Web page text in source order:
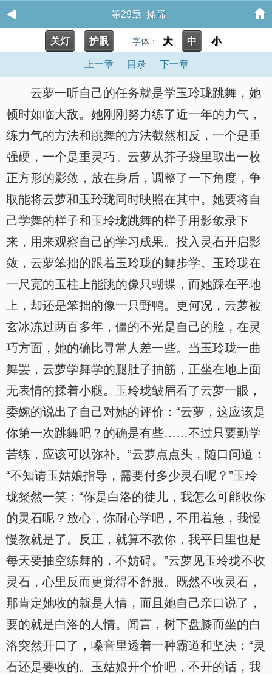
第29章 揉蹄
关灯 护眼 字体： 大 中 小
上一章 目录 下一章
云萝一听自己的任务就是学玉玲珑跳舞，她
顿时如临大敌。她刚刚努力练了近一年的力气，
练力气的方法和跳舞的方法截然相反，一个是重
强硬，一个是重灵巧。云萝从芥子袋里取出一枚
正方形的影敛，放在身后，调整了一下角度，争
取能将云萝和玉玲珑同时映照在其中。她要将自
己学舞的样子和玉玲珑跳舞的样子用影敛录下
来，用来观察自己的学习成果。投入灵石开启影
敛，云萝笨拙的跟着玉玲珑的舞步学。玉玲珑在
一尺宽的玉柱上能跳的像只蝴蝶，而她踩在平地
上，却还是笨拙的像一只野鸭。更何况，云萝被
玄冰冻过两百多年，僵的不光是自己的脸，在灵
巧方面，她的确比寻常人差一些。当玉玲珑一曲
舞罢，云萝学舞学的腿肚子抽筋，正坐在地上面
无表情的揉着小腿。玉玲珑皱眉看了云萝一眼，
委婉的说出了自己对她的评价：“云萝，这应该是
你第一次跳舞吧？的确是有些……不过只要勤学
苦练，应该可以弥补。”云萝点点头，随口问道：
“不知请玉姑娘指导，需要付多少灵石呢？”玉玲
珑粲然一笑：“你是白洛的徒儿，我怎么可能收你
的灵石呢？放心，你耐心学吧，不用着急，我慢
慢教就是了。反正，就算不教你，我平日里也是
每天要抽空练舞的，不妨碍。”云萝见玉玲珑不收
灵石，心里反而更觉得不舒服。既然不收灵石，
那肯定她收的就是人情，而且她自己亲口说了，
要的就是白洛的人情。闻言，树下盘膝而坐的白
洛突然开口了，嗓音里透着一种霸道和坚决：“灵
石还是要收的。玉姑娘开个价吧，不开的话，我